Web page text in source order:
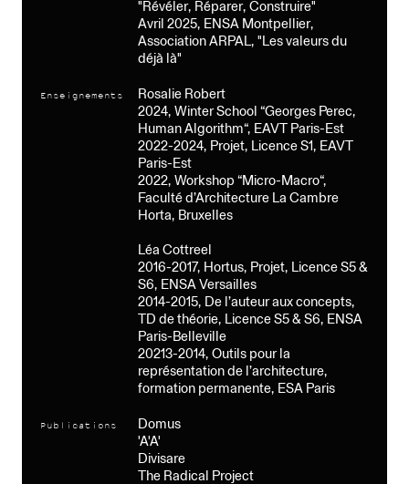
"Révéler, Réparer, Construire"
Avril 2025, ENSA Montpellier,
Association ARPAL, "Les valeurs du
déjà là"
Enseignements
Rosalie Robert
2024, Winter School “Georges Perec,
Human Algorithm“, EAVT Paris-Est
2022-2024, Projet, Licence S1, EAVT
Paris-Est
2022, Workshop “Micro-Macro“,
Faculté d’Architecture La Cambre
Horta, Bruxelles
Léa Cottreel
2016-2017, Hortus, Projet, Licence S5 &
S6, ENSA Versailles
2014-2015, De l’auteur aux concepts,
TD de théorie, Licence S5 & S6, ENSA
Paris-Belleville
20213-2014, Outils pour la
représentation de l’architecture,
formation permanente, ESA Paris
Publications
Domus
'A'A'
Divisare
The Radical Project